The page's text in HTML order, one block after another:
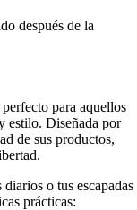
después de la
para aquellos
estilo. Diseñada por
de sus productos,
o tus escapadas
prácticas: